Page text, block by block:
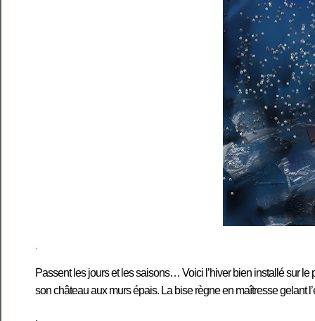
Passent les jours et les saisons… Voici l’hiver bien installé sur
son château aux murs épais. La bise règne en maîtresse gelant
.